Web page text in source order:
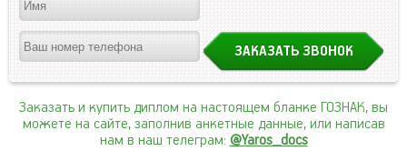
Заказать и купить диплом на настоящем бланке ГОЗНАК, вы
можете на сайте, заполнив анкетные данные, или написав
нам в наш телеграм: @Yaros_docs